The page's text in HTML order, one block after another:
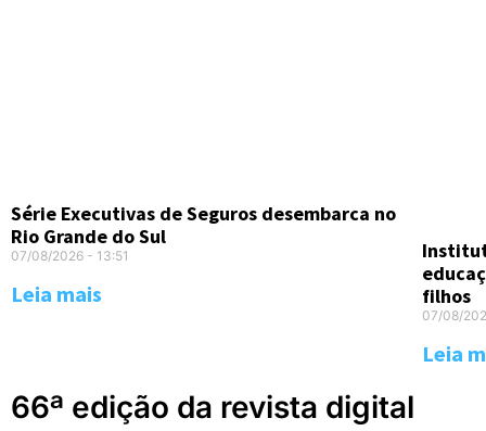
Série Executivas de Seguros desembarca no
Rio Grande do Sul
07/08/2026 13:51
Leia mais
filhos
07/08/
Leia
66ª edição da revista digital